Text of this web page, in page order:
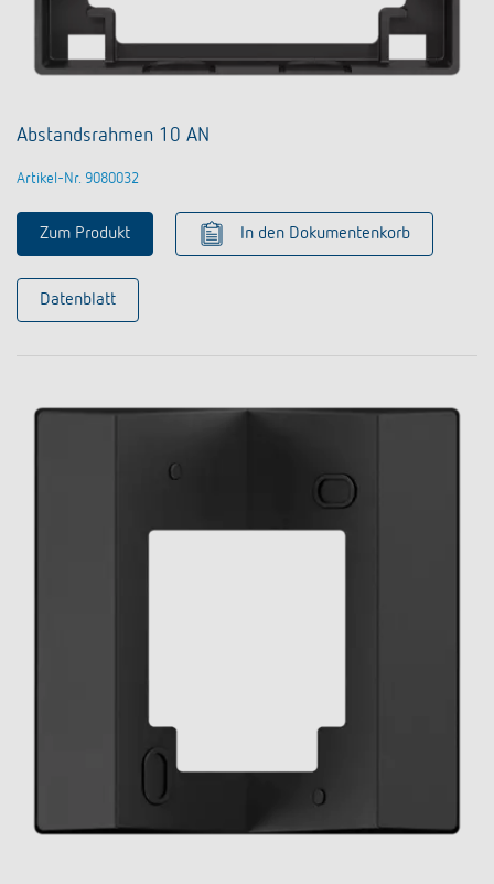
Abstandsrahmen 10 AN
Artikel-Nr. 9080032
Zum Produkt In den Dokumentenkorb
Datenblatt